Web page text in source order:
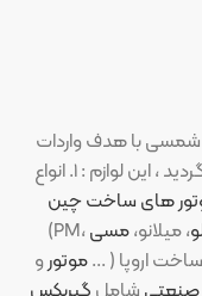
در سال ۱۳۵۷ هجری شمسی با هدف واردات
لوازم : ۱. انواع
های ساخت چین
، میلانو،مسی
موتورو ... ) ساخت اروپا (زیمنس، ABB، مارلی و ...) و ساخت ایران
شاملگیربکس